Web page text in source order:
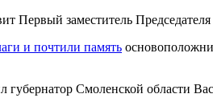
Первый заместитель
и почтили память
Смоленской области